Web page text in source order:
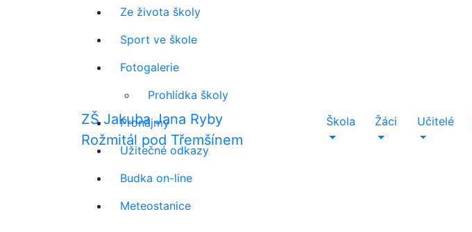
ZŠ Jakuba Jana Ryby
Rožmitál pod Třemšínem
Škola Žáci Učitelé
Ze života školy
Sport ve škole
Fotogalerie
Prohlídka školy
Pronájmy
Užitečné odkazy
Budka on-line
Meteostanice